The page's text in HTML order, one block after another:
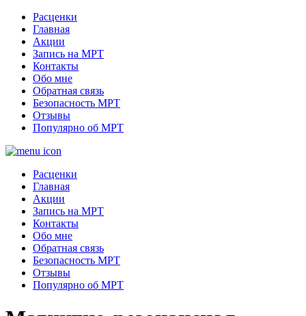
Расценки
Главная
Акции
Запись на МРТ
Контакты
Обо мне
Обратная связь
Безопасность МРТ
Отзывы
Популярно об МРТ
Расценки
Главная
Акции
Запись на МРТ
Контакты
Обо мне
Обратная связь
Безопасность МРТ
Отзывы
Популярно об МРТ